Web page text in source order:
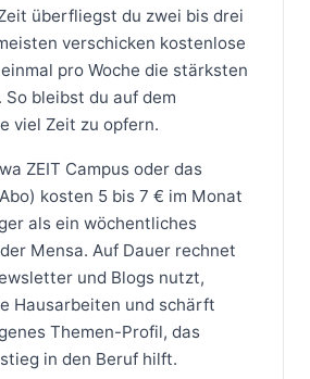
überfliegst du zwei bis drei
verschicken kostenlose
pro Woche die stärksten
bleibst du auf dem
viel Zeit zu opfern.
ZEIT Campus oder das
kosten 5 bis 7 € im Monat
als ein wöchentliches
Mensa. Auf Dauer rechnet
und Blogs nutzt,
Hausarbeiten und schärft
Themen-Profil, das
in den Beruf hilft.